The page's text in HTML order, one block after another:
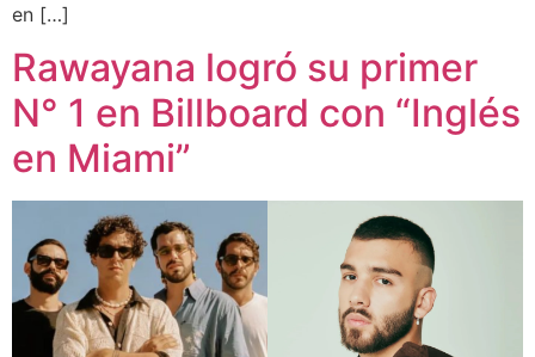
en […]
Rawayana logró su primer
N° 1 en Billboard con “Inglés
en Miami”